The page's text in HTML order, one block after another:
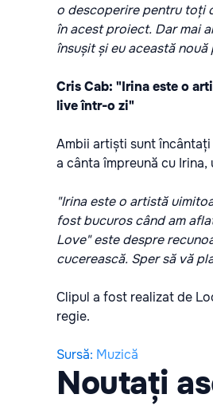
o descoperire pentru toți
în acest proiect. Dar mai
însușit și eu această
Cris Cab: "Irina este o
live într-o zi"
Ambii artiști sunt
a cânta împreună cu
"Irina este o artistă
fost bucuros când am
Love" este despre
cucerească. Sper să vă
Clipul a fost realizat de
regie.
Sursă: Muzică
Noutați